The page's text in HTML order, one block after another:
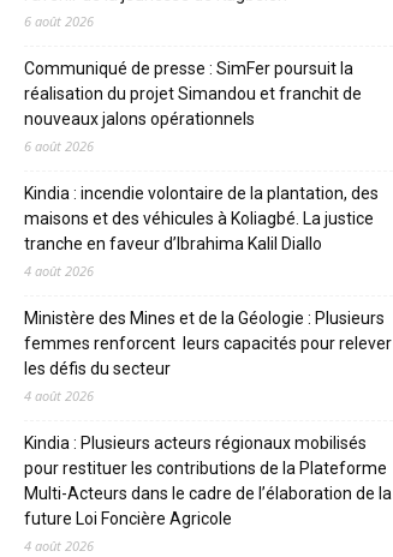
6 août 2026
Communiqué de presse : SimFer poursuit la
réalisation du projet Simandou et franchit de
nouveaux jalons opérationnels
6 août 2026
Kindia : incendie volontaire de la plantation, des
maisons et des véhicules à Koliagbé. La justice
tranche en faveur d’Ibrahima Kalil Diallo
4 août 2026
Ministère des Mines et de la Géologie : Plusieurs
femmes renforcent leurs capacités pour relever
les défis du secteur
4 août 2026
Kindia : Plusieurs acteurs régionaux mobilisés
pour restituer les contributions de la Plateforme
Multi-Acteurs dans le cadre de l’élaboration de la
future Loi Foncière Agricole
4 août 2026